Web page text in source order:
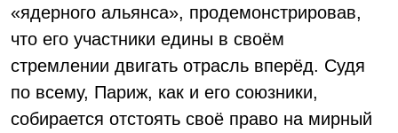
«ядерного альянса», продемонстрировав,
что его участники едины в своём
стремлении двигать отрасль вперёд. Судя
по всему, Париж, как и его союзники,
собирается отстоять своё право на мирный